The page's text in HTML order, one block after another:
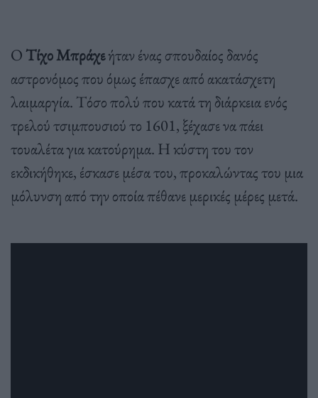
Ο Τίχο Μπράχεήταν ένας σπουδαίος δανός
αστρονόμος που όμως έπασχε από ακατάσχετη
λαιμαργία. Τόσο πολύ που κατά τη διάρκεια ενός
τρελού τσιμπουσιού το 1601, ξέχασε να πάει
τουαλέτα για κατούρημα. Η κύστη του τον
εκδικήθηκε, έσκασε μέσα του, προκαλώντας του μια
μόλυνση από την οποία πέθανε μερικές μέρες μετά.